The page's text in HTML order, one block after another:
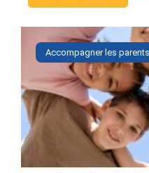
Accompagner les parents